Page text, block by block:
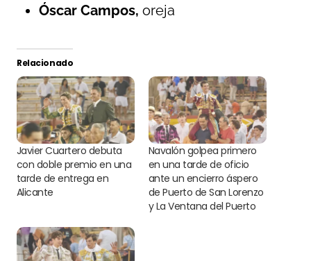
Óscar Campos, oreja
Relacionado
Javier Cuartero debuta
con doble premio en una
tarde de entrega en
Alicante
Navalón golpea primero
en una tarde de oficio
ante un encierro áspero
de Puerto de San Lorenzo
y La Ventana del Puerto